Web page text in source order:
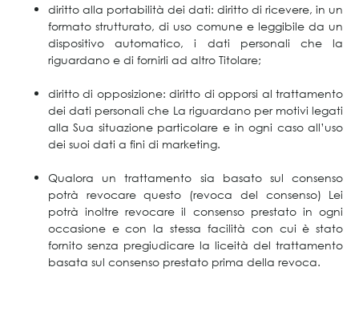
diritto alla portabilità dei dati: diritto di ricevere, in un
formato strutturato, di uso comune e leggibile da un
dispositivo automatico, i dati personali che la
riguardano e di fornirli ad altro Titolare;
diritto di opposizione: diritto di opporsi al trattamento
dei dati personali che La riguardano per motivi legati
alla Sua situazione particolare e in ogni caso all’uso
dei suoi dati a fini di marketing.
Qualora un trattamento sia basato sul consenso
potrà revocare questo (revoca del consenso) Lei
potrà inoltre revocare il consenso prestato in ogni
occasione e con la stessa facilità con cui è stato
fornito senza pregiudicare la liceità del trattamento
basata sul consenso prestato prima della revoca.